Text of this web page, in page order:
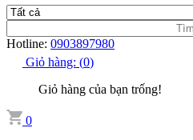
Hotline: 0903897980
Giỏ hàng: (0)
Giỏ hàng của bạn trống!
0